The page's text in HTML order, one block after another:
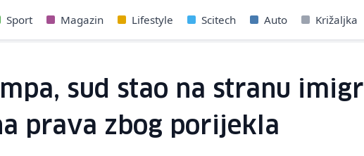
Sport Magazin Lifestyle Scitech Auto Križaljka
sud stao na stranu
prava zbog porijekla